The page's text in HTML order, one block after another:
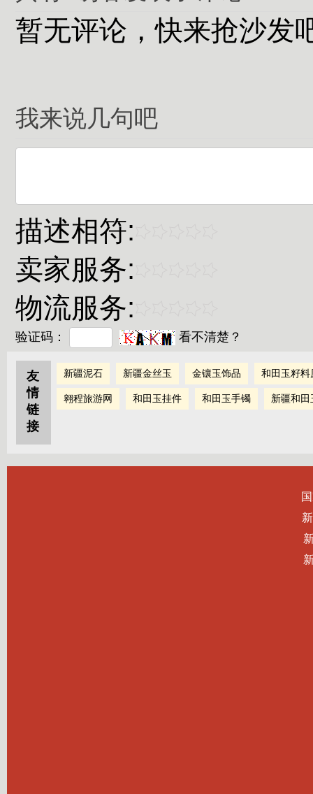
暂无评论，快来抢沙发
我来说几句吧
描述相符:
卖家服务:
物流服务:
验证码： 看不清楚？
友
情
链
接
新疆泥石 新疆金丝玉 金镶玉饰品 和田玉籽料
翱程旅游网 和田玉挂件 和田玉手镯 新疆和田